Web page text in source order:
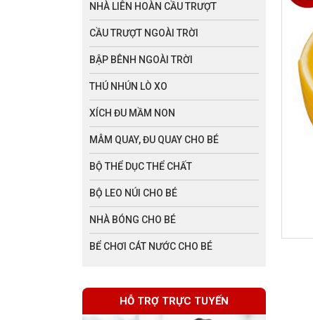
NHÀ LIÊN HOÀN CẦU TRƯỢT
CẦU TRƯỢT NGOÀI TRỜI
BẬP BÊNH NGOÀI TRỜI
THÚ NHÚN LÒ XO
XÍCH ĐU MẦM NON
MÂM QUAY, ĐU QUAY CHO BÉ
BỘ THỂ DỤC THỂ CHẤT
BỘ LEO NÚI CHO BÉ
NHÀ BÓNG CHO BÉ
BỂ CHƠI CÁT NƯỚC CHO BÉ
HỖ TRỢ TRỰC TUYẾN